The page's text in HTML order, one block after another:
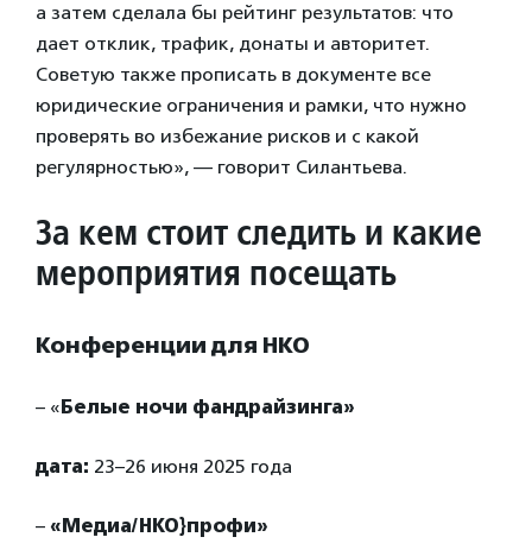
а затем сделала бы рейтинг результатов: что
дает отклик, трафик, донаты и авторитет.
Советую также прописать в документе все
юридические ограничения и рамки, что нужно
проверять во избежание рисков и с какой
регулярностью», — говорит Силантьева.
За кем стоит следить и какие
мероприятия посещать
Конференции для НКО
– « Белые ночи фандрайзинга»
дата: 23–26 июня 2025 года
– «Медиа/НКО}профи»